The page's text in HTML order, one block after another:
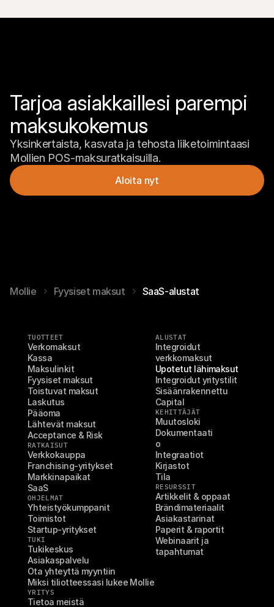
Tarjoa asiakkaillesi parempi
maksukokemus
Yksinkertaista, kasvata ja tehosta liiketoimintaasi
Mollien POS-maksuratkaisuilla.
Aloita nyt
Mollie Fyysiset maksut SaaS-alustat
TUOTTEET
Verkomaksut
Kassa
Maksulinkit
Fyysiset maksut
Toistuvat maksut
Laskutus
Pääoma
Lähtevät maksut
Acceptance & Risk
RATKAISUT
Verkkokauppa
Franchising-yritykset
Markkinapaikat
SaaS
OHJELMAT
Yhteistyökumppanit
Toimistot
Startup-yritykset
TUKI
Tukikeskus
Asiakaspalvelu
Ota yhteyttä myyntiin
Miksi tiliotteessasi lukee Mollie
YRITYS
Tietoa meistä
ALUSTAT
Integroidut
verkkomaksut
Upotetut lähimaksut
Integroidut yritystilit
Sisäänrakennettu
Capital
KEHITTÄJÄT
Muutosloki
Dokumentaati
o
Integraatiot
Kirjastot
Tila
RESURSSIT
Artikkelit & oppaat
Brändimateriaalit
Asiakastarinat
Paperit & raportit
Webinaarit ja
tapahtumat